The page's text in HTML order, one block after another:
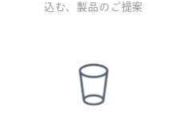
込む、製品のご提案